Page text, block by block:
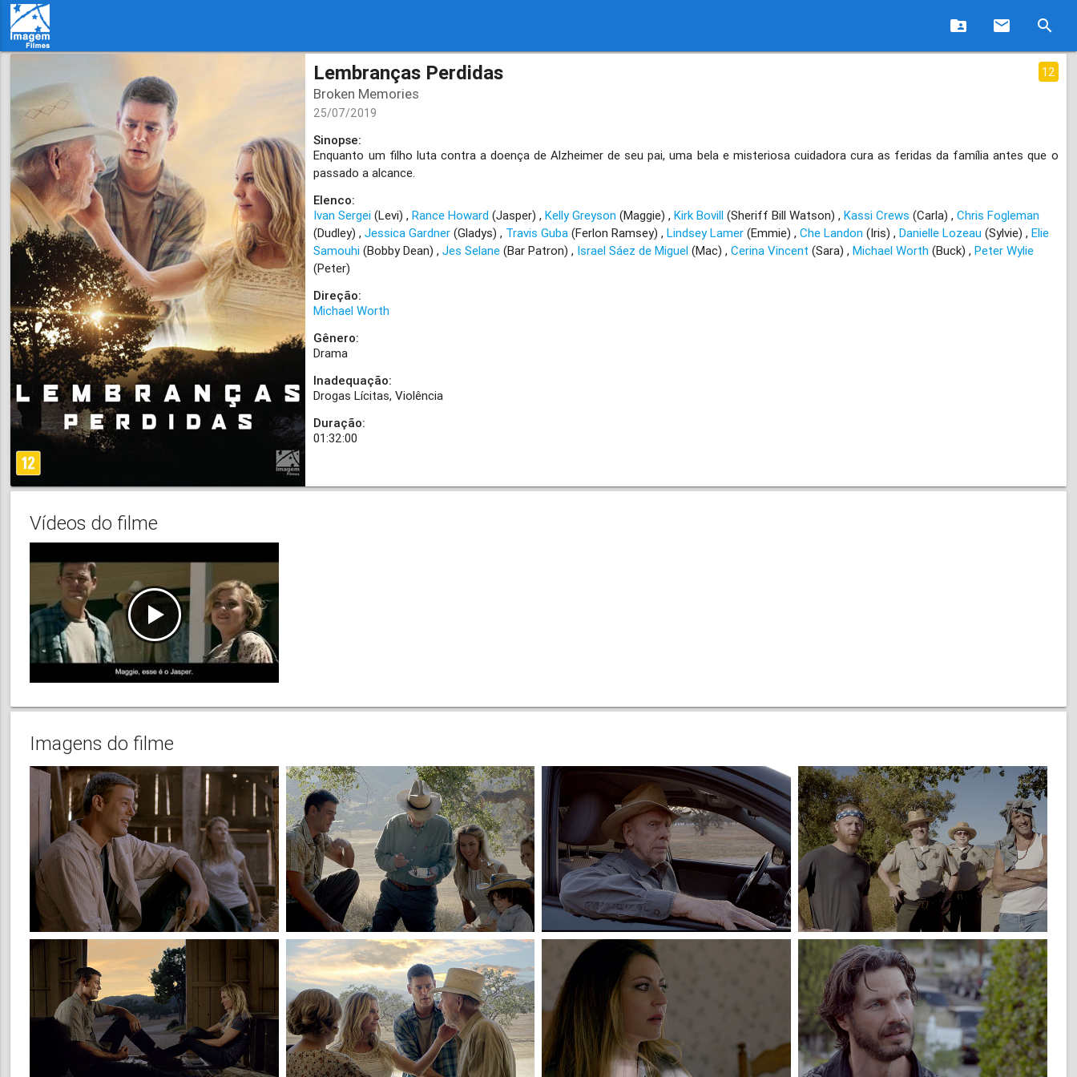
folder_shared email search
Lembranças Perdidas 12
Broken Memories
25/07/2019
Sinopse:
Enquanto um filho luta contra a doença de Alzheimer de seu pai, uma bela e misteriosa cuidadora cura as feridas da família antes que o
passado a alcance.
Elenco:
Ivan Sergei (Levi) Rance Howard (Jasper) Kelly Greyson (Maggie) Kirk Bovill (Sheriff Bill Watson) Kassi Crews (Carla) Chris Fogleman
(Dudley) Jessica Gardner (Gladys) Travis Guba (Ferlon Ramsey) Lindsey Lamer (Emmie) Che Landon (Iris) Danielle Lozeau (Sylvie) Elie
Samouhi (Bobby Dean) Jes Selane (Bar Patron) Israel Sáez de Miguel (Mac) Cerina Vincent (Sara) Michael Worth (Buck) Peter Wylie
(Peter)
Direção:
Michael Worth
Gênero:
Drama
Inadequação:
Drogas Lícitas Violência
Duração:
01:32:00
Vídeos do filme
Imagens do filme